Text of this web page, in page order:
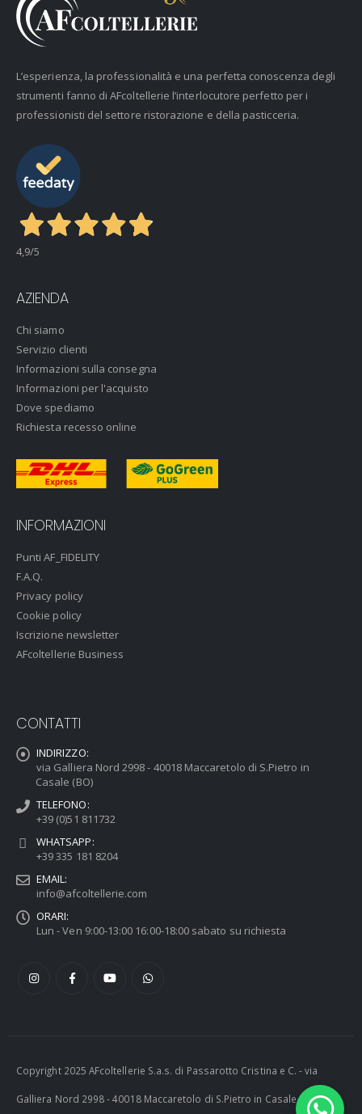
L’esperienza, la professionalità e una perfetta conoscenza degli
strumenti fanno di AFcoltellerie l’interlocutore perfetto per i
professionisti del settore ristorazione e della pasticceria.
4,9/5
AZIENDA
Chi siamo
Servizio clienti
Informazioni sulla consegna
Informazioni per l'acquisto
Dove spediamo
Richiesta recesso online
INFORMAZIONI
Punti AF_FIDELITY
F.A.Q.
Privacy policy
Cookie policy
Iscrizione newsletter
AFcoltellerie Business
CONTATTI
INDIRIZZO:
via Galliera Nord 2998 - 40018 Maccaretolo di S.Pietro in
Casale (BO)
TELEFONO:
+39 (0)51 811732
WHATSAPP:
+39 335 181 8204
EMAIL:
info@afcoltellerie.com
ORARI:
Lun - Ven 9:00-13:00 16:00-18:00 sabato su richiesta
Copyright 2025 AFcoltellerie S.a.s. di Passarotto Cristina e C. - via
Galliera Nord 2998 - 40018 Maccaretolo di S.Pietro in Casale (BO) -